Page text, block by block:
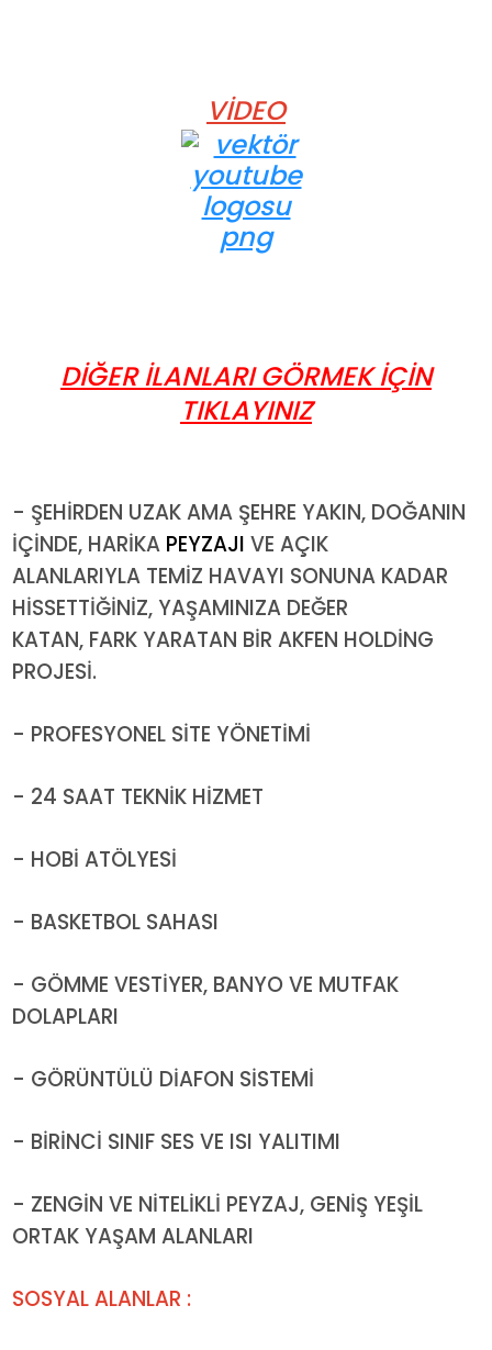
VİDEO
DİĞER İLANLARI GÖRMEK İÇİN
TIKLAYINIZ
- ŞEHİRDEN UZAK AMA ŞEHRE YAKIN, DOĞANIN
İÇİNDE, HARİKA PEYZAJIVE AÇIK
ALANLARIYLA TEMİZ HAVAYI SONUNA KADAR
HİSSETTİĞİNİZ, YAŞAMINIZA DEĞER
KATAN, FARK YARATAN BİR AKFEN HOLDİNG
PROJESİ.
- PROFESYONEL SİTE YÖNETİMİ
- 24 SAAT TEKNİK HİZMET
- HOBİ ATÖLYESİ
- BASKETBOL SAHASI
- GÖMME VESTİYER, BANYO VE MUTFAK
DOLAPLARI
- GÖRÜNTÜLÜ DİAFON SİSTEMİ
- BİRİNCİ SINIF SES VE ISI YALITIMI
- ZENGİN VE NİTELİKLİ PEYZAJ, GENİŞ YEŞİL
ORTAK YAŞAM ALANLARI
SOSYAL ALANLAR :